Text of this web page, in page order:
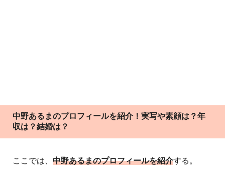
中野あるまのプロフィールを紹介！実写や素顔は？年
収は？結婚は？
ここでは、 中野あるまのプロフィールを紹介する。